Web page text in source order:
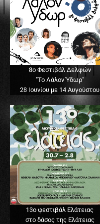
8ο Φεστιβάλ Δελφών
"Το Λάλον Ύδωρ"
28 Ιουνίου με 14 Αυγούστου
13o φεστιβάλ Ελάτειας
στο δάσος της Ελάτειας